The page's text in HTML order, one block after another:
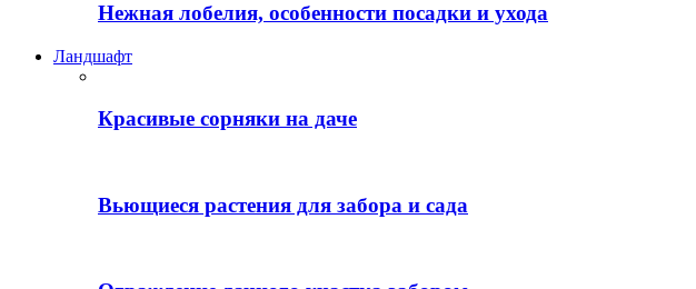
Нежная лобелия, особенности посадки и ухода
Ландшафт
Красивые сорняки на даче
Вьющиеся растения для забора и сада